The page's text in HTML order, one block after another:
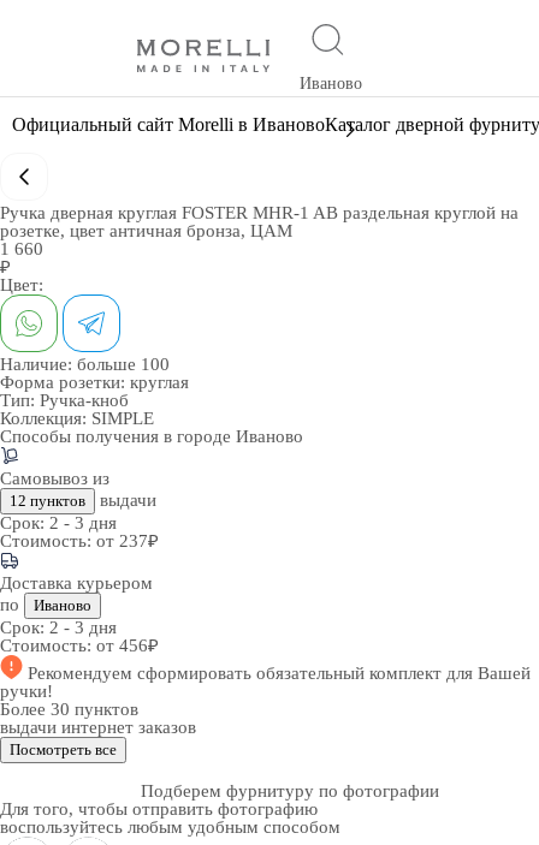
Иваново
Официальный сайт Morelli в ИвановоКаталог дверной
Ручка дверная круглая FOSTER MHR-1 AB раздельная круглой на
розетке, цвет античная бронза, ЦАМ
1 660
₽
Цвет:
Наличие: больше 100
Форма розетки: круглая
Тип: Ручка-кноб
Коллекция: SIMPLE
Способы получения в городе Иваново
Самовывоз из
12 пунктов
выдачи
Срок: 2 - 3 дня
Стоимость: от 237₽
Доставка курьером
по
Иваново
Срок: 2 - 3 дня
Стоимость: от 456₽
Рекомендуем сформировать обязательный комплект для Вашей
ручки!
Более 30 пунктов
выдачи интернет заказов
Посмотреть все
Подберем фурнитуру по фотографии
Для того, чтобы отправить фотографию
воспользуйтесь любым удобным способом